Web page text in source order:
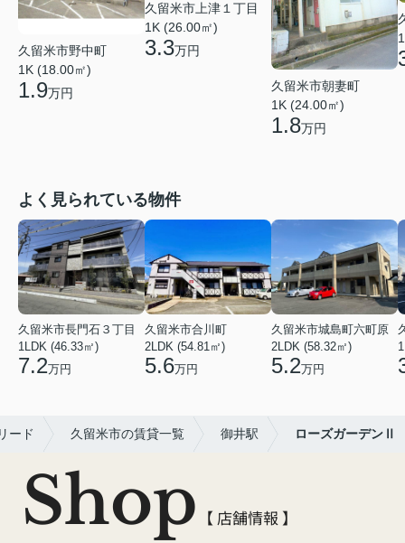
久留米市野中町
1K (18.00㎡)
1.9万円
久留米市上津１丁目
1K (26.00㎡)
3.3万円
久留米市朝妻町
1K (24.00㎡)
1.8万円
よく見られている物件
久留米市長門石３丁目
1LDK (46.33㎡)
7.2万円
久留米市合川町
2LDK (54.81㎡)
5.6万円
久留米市城島町六町原
2LDK (58.32㎡)
5.2万円
ード 久留米市の賃貸一覧 御井駅 ローズガーデンⅡ
Shop 【 店舗情報 】